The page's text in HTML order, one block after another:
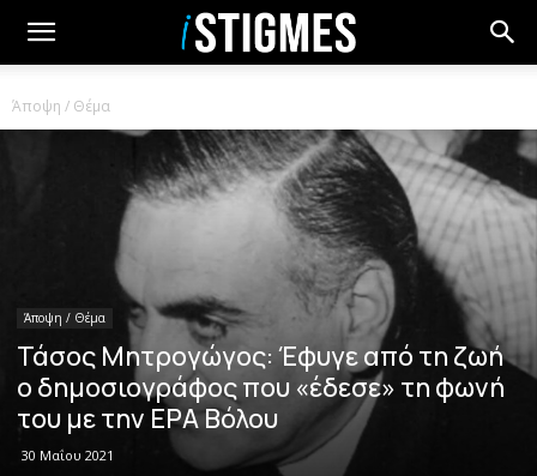
Άποψη / Θέμα
Άποψη / Θέμα
Τάσος Μητρογώγος: Έφυγε από τη ζωή
ο δημοσιογράφος που «έδεσε» τη φωνή
του με την ΕΡΑ Βόλου
30 Μαΐου 2021